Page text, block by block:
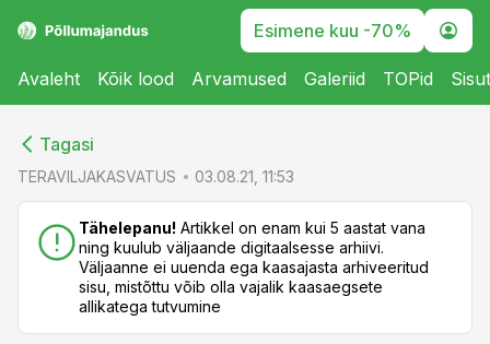
Esimene kuu -70%
Avaleht Kõik lood Arvamused Galeriid TOPid
Tagasi
TERAVILJAKASVATUS 03.08.21, 11:53
Tähelepanu! Artikkel on enam kui 5 aastat vana
ning kuulub väljaande digitaalsesse arhiivi.
Väljaanne ei uuenda ega kaasajasta arhiveeritud
sisu, mistõttu võib olla vajalik kaasaegsete
allikatega tutvumine